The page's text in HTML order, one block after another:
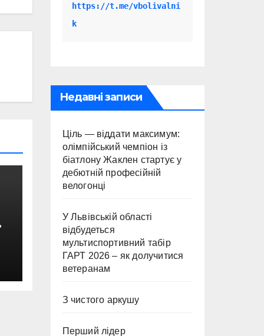
https://t.me/vbolivalni
k
Недавні записи
Ціль — віддати максимум:
олімпійський чемпіон із
біатлону Жаклен стартує у
дебютній професійній
велогонці
У Львівській області
відбудеться
мультиспортивний табір
ГАРТ 2026 – як долучитися
ветеранам
З чистого аркушу
Перший лідер